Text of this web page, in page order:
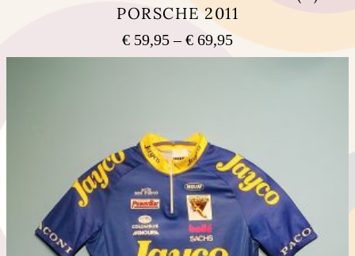
PORSCHE 2011
€ 59,95 – € 69,95Price
range:
The
options
may
be
chosen
on
the
product
page